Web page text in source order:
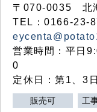
〒070-0035 北
TEL：0166-23-
営業時間：平日
0
定休日：第1、3
販売可 工